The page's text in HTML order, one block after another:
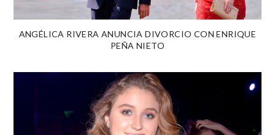
ANGÉLICA RIVERA ANUNCIA DIVORCIO CON ENRIQUE
PEÑA NIETO